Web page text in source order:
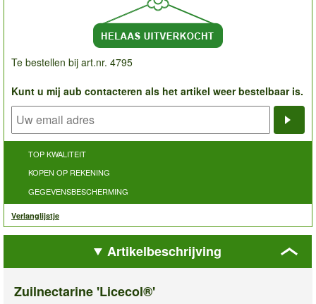
Te bestellen bij art.nr. 4795
Kunt u mij aub contacteren als het artikel weer bestelbaar is.
TOP KWALITEIT
KOPEN OP REKENING
GEGEVENSBESCHERMING
Verlanglijstje
Artikelbeschrijving
Zuilnectarine 'Licecol®'